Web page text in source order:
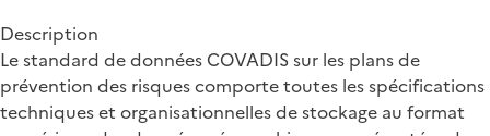
Description
Le standard de données COVADIS sur les plans de
prévention des risques comporte toutes les spécifications
techniques et organisationnelles de stockage au format